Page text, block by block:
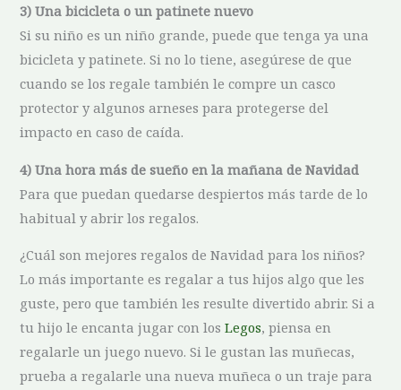
3) Una bicicleta o un patinete nuevo
Si su niño es un niño grande, puede que tenga ya una
bicicleta y patinete. Si no lo tiene, asegúrese de que
cuando se los regale también le compre un casco
protector y algunos arneses para protegerse del
impacto en caso de caída.
4) Una hora más de sueño en la mañana de Navidad
Para que puedan quedarse despiertos más tarde de lo
habitual y abrir los regalos.
¿Cuál son mejores regalos de Navidad para los niños?
Lo más importante es regalar a tus hijos algo que les
guste, pero que también les resulte divertido abrir. Si a
tu hijo le encanta jugar con losLegos, piensa en
regalarle un juego nuevo. Si le gustan las muñecas,
prueba a regalarle una nueva muñeca o un traje para